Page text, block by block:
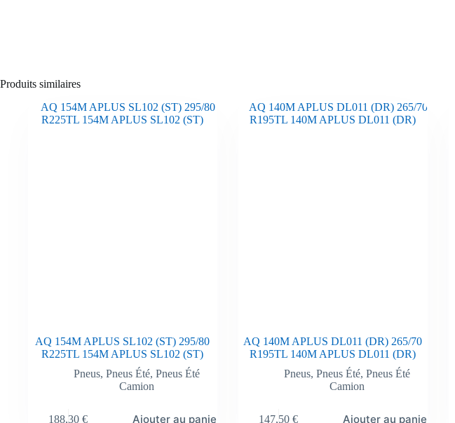
Produits similaires
AQ 154M APLUS SL102 (ST) 295/80
R225TL 154M APLUS SL102 (ST)
Pneus, Pneus Été, Pneus Été
Camion
188,30€ Ajouter au panier
AQ 140M APLUS DL011 (DR) 265/70
R195TL 140M APLUS DL011 (DR)
Pneus, Pneus Été, Pneus Été
Camion
147,50€ Ajouter au panier